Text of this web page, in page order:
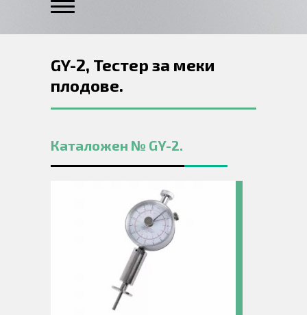
GY-2, Тестер за меки
плодове.
Каталожен № GY-2.